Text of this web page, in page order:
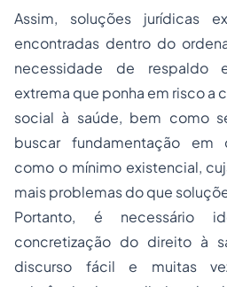
Assim, soluções jurídicas
encontradas dentro do
necessidade de respaldo
extrema que ponha em risco a
social à saúde, bem como
buscar fundamentação em
como o mínimo existencial,
mais problemas do que
Portanto, é necessário
concretização do direito à
discurso fácil e muitas